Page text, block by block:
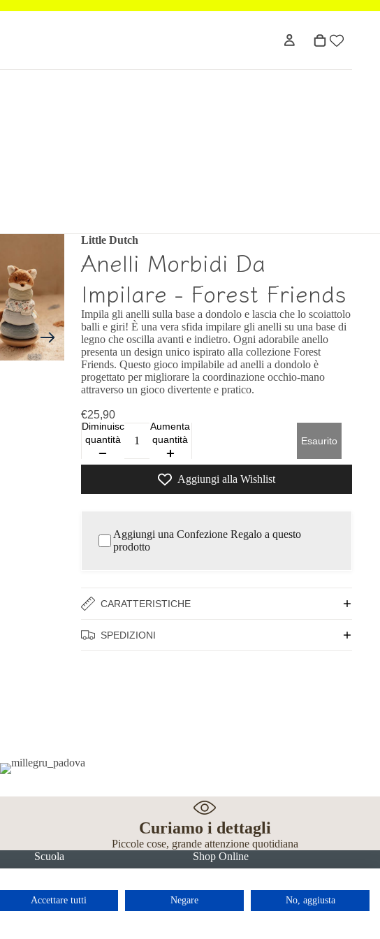
Little Dutch
Anelli Morbidi Da
Impilare - Forest Friends
Impila gli anelli sulla base a dondolo e lascia che lo scoiattolo
balli e giri! È una vera sfida impilare gli anelli su una base di
legno che oscilla avanti e indietro. Ogni adorabile anello
presenta un design unico ispirato alla collezione Forest
Friends. Questo gioco impilabile ad anelli a dondolo è
progettato per migliorare la coordinazione occhio-mano
attraverso un gioco divertente e pratico.
€25,90
Diminuisci
quantità
Aumenta
quantità
Esaurito
Aggiungi alla Wishlist
Aggiungi una Confezione Regalo a questo
prodotto
CARATTERISTICHE
SPEDIZIONI
Curiamo i dettagli
Piccole cose, grande attenzione quotidiana
Scuola Shop Online
Accettare tutti Negare No, aggiusta